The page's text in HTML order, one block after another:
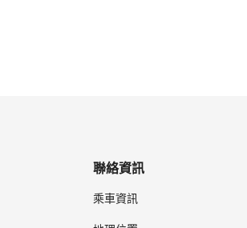
聯絡資訊
乘車資訊